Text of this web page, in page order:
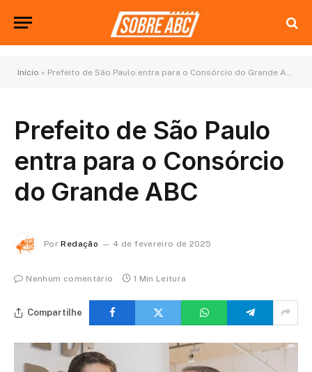
Início » Prefeito de São Paulo entra para o Consórcio do Grande ABC
Prefeito de São Paulo
entra para o Consórcio
do Grande ABC
Por Redação 4 de fevereiro de 2025
Nenhum comentário 1 Min Leitura
Compartilhe